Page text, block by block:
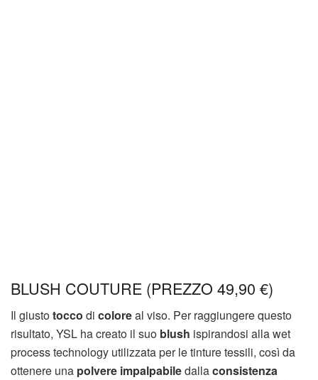
BLUSH COUTURE (PREZZO 49,90 €)
Il giustotocco di coloreal viso. Per raggiungere questo
risultato, YSL ha creato il suo blush ispirandosi alla wet
process technology utilizzata per le tinture tessili, così da
ottenere una polvere impalpabiledallaconsistenza